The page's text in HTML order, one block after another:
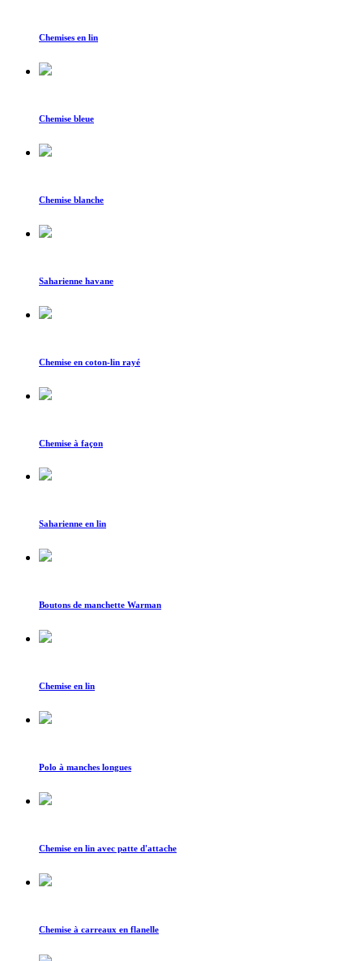
Chemises en lin
Chemise bleue
Chemise blanche
Saharienne havane
Chemise en coton-lin rayé
Chemise à façon
Saharienne en lin
Boutons de manchette Warman
Chemise en lin
Polo à manches longues
Chemise en lin avec patte d'attache
Chemise à carreaux en flanelle